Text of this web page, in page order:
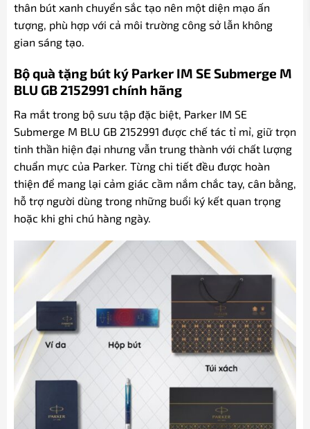
thân bút xanh chuyển sắc tạo nên một diện mạo ấn
tượng, phù hợp với cả môi trường công sở lẫn không
gian sáng tạo.
Bộ quà tặng bút ký Parker IM SE Submerge M
BLU GB 2152991 chính hãng
Ra mắt trong bộ sưu tập đặc biệt, Parker IM SE
Submerge M BLU GB 2152991 được chế tác tỉ mỉ, giữ trọn
tinh thần hiện đại nhưng vẫn trung thành với chất lượng
chuẩn mực của Parker. Từng chi tiết đều được hoàn
thiện để mang lại cảm giác cầm nắm chắc tay, cân bằng,
hỗ trợ người dùng trong những buổi ký kết quan trọng
hoặc khi ghi chú hàng ngày.